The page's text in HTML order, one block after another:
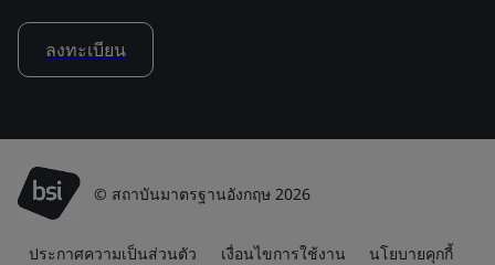
ลงทะเบียน
© สถาบันมาตรฐานอังกฤษ 2026
ประกาศความเป็นส่วนตัว เงื่อนไขการใช้งาน นโยบายคุกกี้